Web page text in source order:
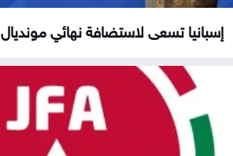
إسبانيا تسعى لاستضافة نهائي مونديال 2030...